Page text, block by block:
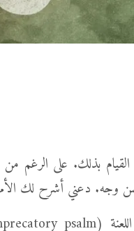
بذلك. على الرغم
أحسن وجه. دعني أشرح لك